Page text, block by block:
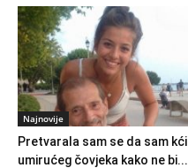
Najnovije
Pretvarala sam se da sam kći
umirućeg čovjeka kako ne bi...